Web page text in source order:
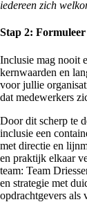
iedereen zich
Stap 2:
Inclusie mag nooit
kernwaarden en
voor jullie
dat medewerkers
Door dit scherp te
inclusie een
met directie en
en praktijk elkaar
team: Team
en strategie met
opdrachtgevers als